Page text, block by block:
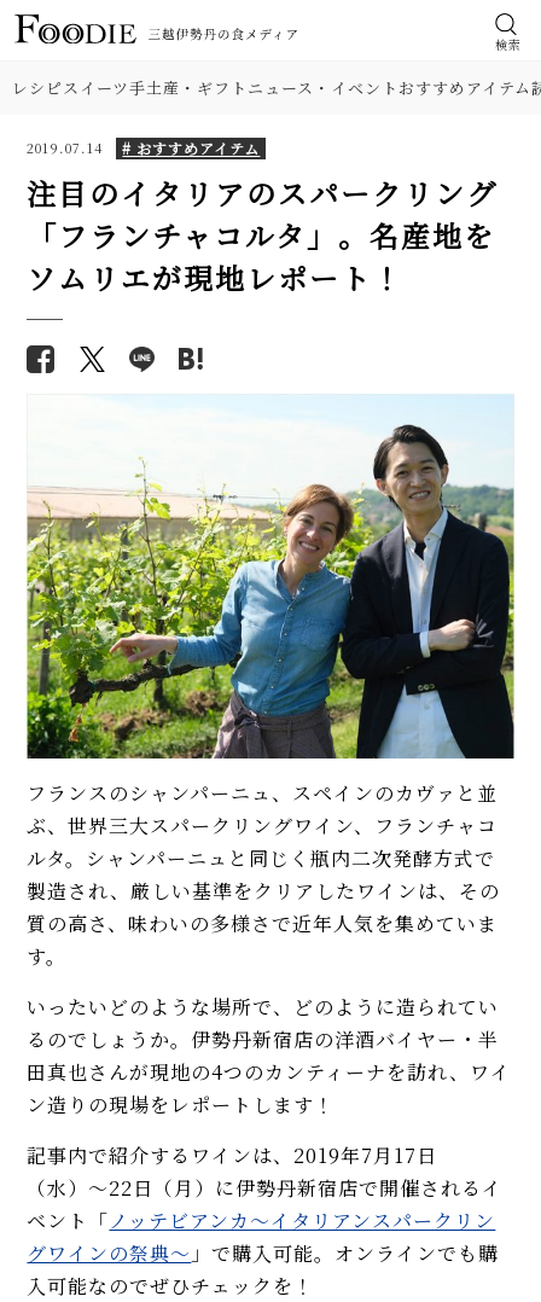
検索
レシピスイーツ手土産・ギフト ニュース・イベントおすすめアイテム
2019.07.14 # おすすめアイテム
注目のイタリアのスパークリング
「フランチャコルタ」。名産地を
ソムリエが現地レポート！
フランスのシャンパーニュ、スペインのカヴァと並
ぶ、世界三大スパークリングワイン、フランチャコ
ルタ。シャンパーニュと同じく瓶内二次発酵方式で
製造され、厳しい基準をクリアしたワインは、その
質の高さ、味わいの多様さで近年人気を集めていま
す。
いったいどのような場所で、どのように造られてい
るのでしょうか。伊勢丹新宿店の洋酒バイヤー・半
田真也さんが現地の4つのカンティーナを訪れ、ワイ
ン造りの現場をレポートします！
記事内で紹介するワインは、2019年7月17日
（水）〜22日（月）に伊勢丹新宿店で開催されるイ
ベント「ノッテビアンカ〜イタリアンスパークリン
グワインの祭典〜 」で購入可能。オンラインでも購
入可能なのでぜひチェックを！